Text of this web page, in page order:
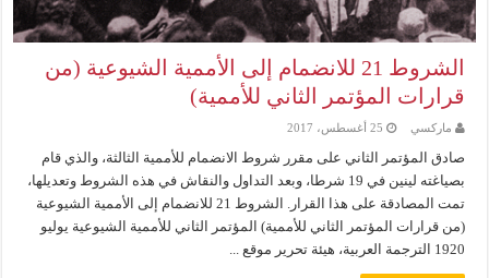
الشروط 21 للانضمام إلى الأممية الشيوعية (من
قرارات المؤتمر الثاني للأممية)
ماركسي 25 أغسطس، 2017
صادق المؤتمر الثاني على مقرر شروط الانضمام للأممية الثالثة، والذي قام
بصياغته لينين في 19 شرطا، وبعد التداول والنقاش في هذه الشروط وتعديلها،
تمت المصادقة على هذا القرار. الشروط 21 للانضمام إلى الأممية الشيوعية
(من قرارات المؤتمر الثاني للأممية) المؤتمر الثاني للأممية الشيوعية يوليو
1920 الترجمة العربية، هيئة تحرير موقع ...